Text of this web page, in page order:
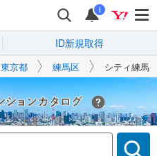
i
ID新規取得
東京都 練馬区 シティ練馬
Yahoo!不動産